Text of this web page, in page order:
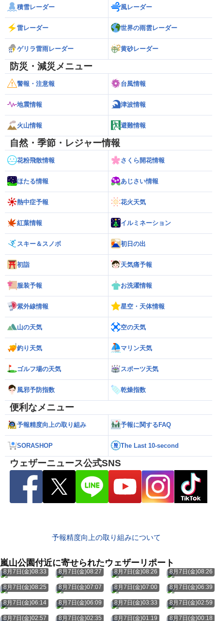
積雪レーダー 風レーダー
雷レーダー 世界の雨雲レーダー
ゲリラ雷雨レーダー 黄砂レーダー
防災・減災メニュー
警報・注意報 台風情報
地震情報 津波情報
火山情報 避難情報
自然・季節・レジャー情報
花粉飛散情報 さくら開花情報
ほたる情報 あじさい情報
熱中症予報 花火天気
紅葉情報 イルミネーション
スキー＆スノボ 初日の出
初詣 天気痛予報
服装予報 お洗濯情報
紫外線情報 星空・天体情報
山の天気 空の天気
釣り天気 マリン天気
ゴルフ場の天気 スポーツ天気
風邪予防指数 乾燥指数
便利なメニュー
予報精度向上の取り組み 予報に関するFAQ
SORASHOP The Last 10-second
ウェザーニュース公式SNS
予報精度向上の取り組みについて
嵐山公園付近に寄せられたウェザーリポート
8月7日(金)08:33 8月7日(金)08:27 8月7日(金)08:26 8月7日(金)08:26
8月7日(金)08:25 8月7日(金)07:07 8月7日(金)07:00 8月7日(金)06:39
8月7日(金)06:14 8月7日(金)06:09 8月7日(金)03:33 8月7日(金)02:59
8月7日(金)02:57 8月7日(金)02:35 8月7日(金)01:19 8月7日(金)00:18